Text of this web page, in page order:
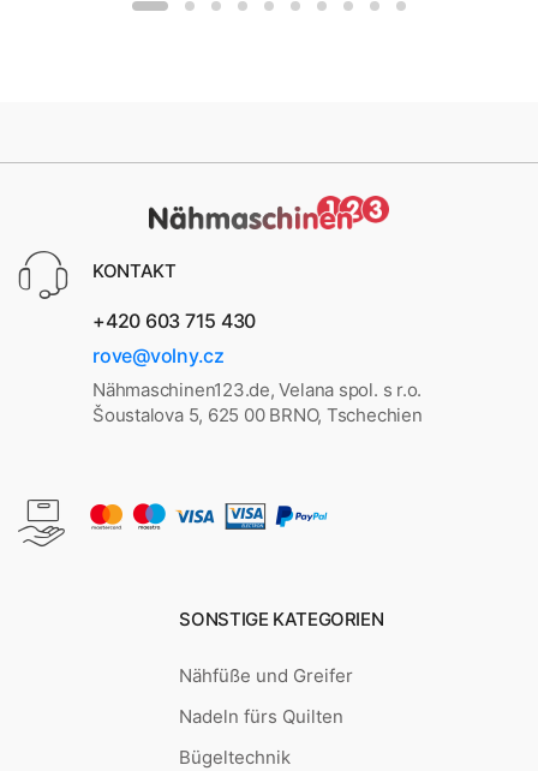
KONTAKT
+420 603 715 430
rove@volny.cz
Nähmaschinen123.de, Velana spol. s r.o.
Šoustalova 5, 625 00 BRNO, Tschechien
SONSTIGE KATEGORIEN
Nähfüße und Greifer
Nadeln fürs Quilten
Bügeltechnik